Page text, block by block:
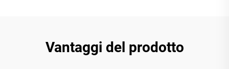
Vantaggi del prodotto